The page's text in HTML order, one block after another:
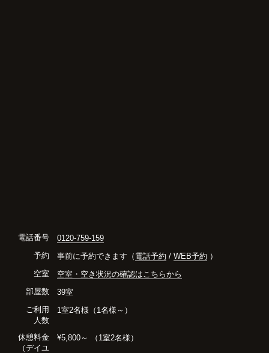
電話番号
0120-759-159
予約
事前に予約できます（ 電話予約 / WEB予約 ）
空室
空室・空き状況の確認はこちらから
部屋数
39室
ご利用
人数
1室2名様（1名様～）
休憩料金
（デイユ
¥5,800～ （1室2名様）